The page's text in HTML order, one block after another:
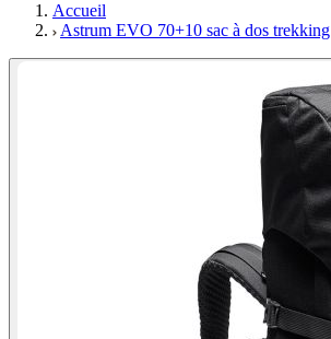
Accueil
Astrum EVO 70+10 sac à dos trekking